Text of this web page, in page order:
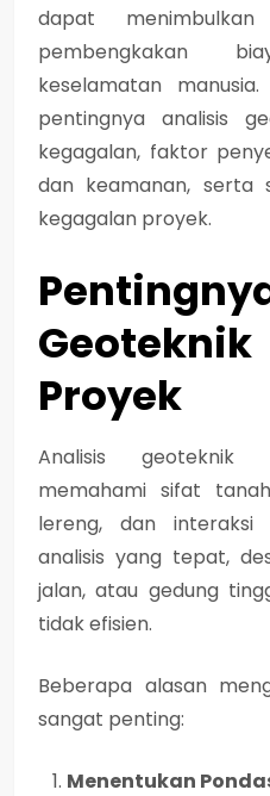
dapat
pembengkakan
keselamatan manusia.
pentingnya analisis
kegagalan, faktor
dan keamanan, serta
kegagalan proyek.
Proyek
Analisis geoteknik
memahami sifat
lereng, dan interaksi
analisis yang tepat,
jalan, atau gedung
tidak efisien.
Beberapa alasan
sangat penting:
Menentukan